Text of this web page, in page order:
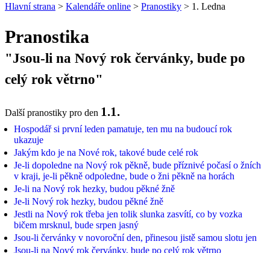
Hlavní strana > Kalendáře online > Pranostiky > 1. Ledna
Pranostika
"Jsou-li na Nový rok červánky, bude po
celý rok větrno"
Další pranostiky pro den 1.1.
Hospodář si první leden pamatuje, ten mu na budoucí rok
ukazuje
Jakým kdo je na Nové rok, takové bude celé rok
Je-li dopoledne na Nový rok pěkně, bude příznivé počasí o žních
v kraji, je-li pěkně odpoledne, bude o žni pěkně na horách
Je-li na Nový rok hezky, budou pěkné žně
Je-li Nový rok hezky, budou pěkné žně
Jestli na Nový rok třeba jen tolik slunka zasvítí, co by vozka
bičem mrsknul, bude srpen jasný
Jsou-li červánky v novoroční den, přinesou jistě samou slotu jen
Jsou-li na Nový rok červánky, bude po celý rok větrno